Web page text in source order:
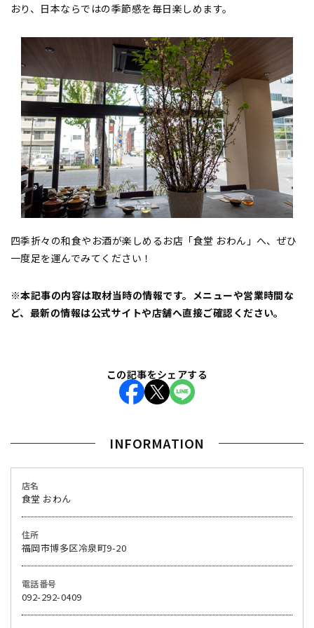
おり、日本ならではの季節感を毎日楽しめます。
四季折々の和食やお酒が楽しめるお店「食堂 おわん」へ、ぜひ
一度足を運んでみてください！
※本記事の内容は取材当時の情報です。メニューや営業時間な
ど、最新の情報は公式サイトや店舗へ直接ご確認ください。
この記事をシェアする
INFORMATION
店名
食堂 おわん
住所
福岡市博多区冷泉町9-20
電話番号
092-292-0409